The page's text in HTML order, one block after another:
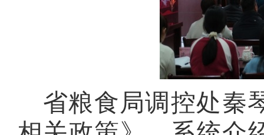
省粮食局调控处秦